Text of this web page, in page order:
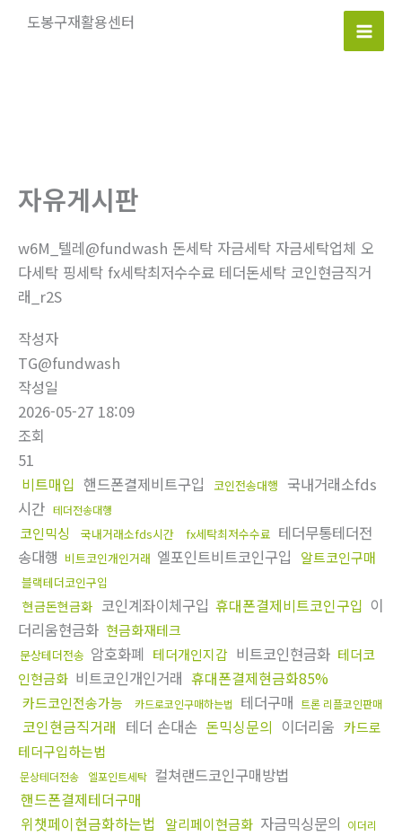
도봉구재활용센터
Main
자유게시판
w6M_텔레@fundwash 돈세탁 자금세탁 자금세탁업체 오
다세탁 핑세탁 fx세탁최저수수료 테더돈세탁 코인현금직거
래_r2S
작성자
TG@fundwash
작성일
2026-05-27 18:09
조회
51
비트매입 핸드폰결제비트구입 코인전송대행
국내거래소fds
시간 테더전송대행
코인믹싱 국내거래소fds시간 fx세탁최저수수료 테더무통테더전
송대행 비트코인개인거래 엘포인트비트코인구입 알트코인구매
블랙테더코인구입
현금돈현금화 코인계좌이체구입 휴대폰결제비트코인구입 이
더리움현금화 현금화재테크
문상테더전송 암호화폐 테더개인지갑 비트코인현금화 테더코
인현금화 비트코인개인거래 휴대폰결제현금화85%
카드코인전송가능 카드로코인구매하는법 테더구매 트론 리플코인판매
코인현금직거래 테더 손대손 돈믹싱문의 이더리움 카드로
테더구입하는법
문상테더전송 엘포인트세탁 컬쳐랜드코인구매방법
핸드폰결제테더구매
위챗페이현금화하는법
알리페이현금화 자금믹싱문의 이더리